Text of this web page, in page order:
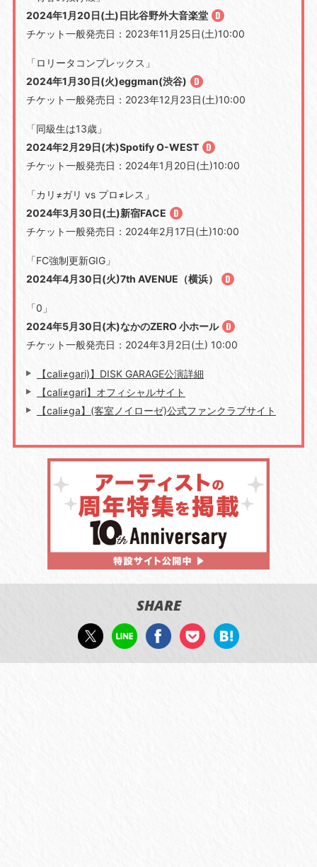
2024年1月20日(土)日比谷野外大音楽堂
チケット一般発売日：2023年11月25日(土)10:00
「ロリータコンプレックス」
2024年1月30日(火)eggman(渋谷)
チケット一般発売日：2023年12月23日(土)10:00
「同級生は13歳」
2024年2月29日(木)Spotify O-WEST
チケット一般発売日：2024年1月20日(土)10:00
「カリ≠ガリ vs プロ≠レス」
2024年3月30日(土)新宿FACE
チケット一般発売日：2024年2月17日(土)10:00
「FC強制更新GIG」
2024年4月30日(火)7th AVENUE（横浜）
「0」
2024年5月30日(木)なかのZERO 小ホール
チケット一般発売日：2024年3月2日(土) 10:00
【cali≠gari)】DISK GARAGE公演詳細
【cali≠gari】オフィシャルサイト
【cali≠ga】(客室ノイローゼ)公式ファンクラブサイト
SHARE